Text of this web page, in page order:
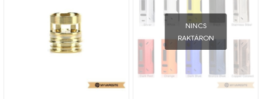
NINCS
RAKTÁRON